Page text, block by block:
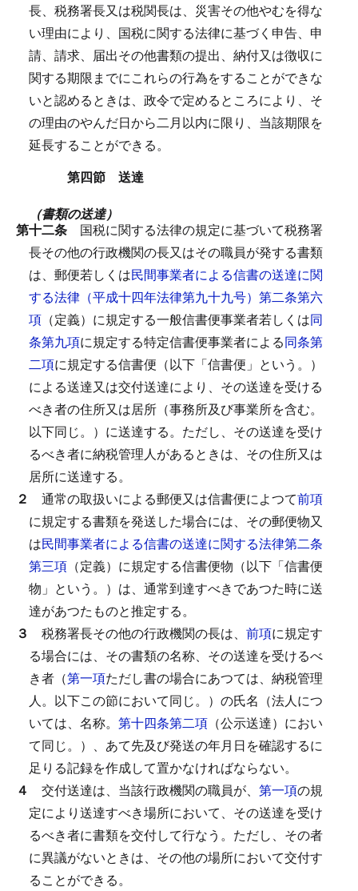
長、税務署長又は税関長は、災害その他やむを得な
い理由により、国税に関する法律に基づく申告、申
請、請求、届出その他書類の提出、納付又は徴収に
関する期限までにこれらの行為をすることができな
いと認めるときは、政令で定めるところにより、そ
の理由のやんだ日から二月以内に限り、当該期限を
延長することができる。
第四節 送達
（書類の送達）
第十二条 国税に関する法律の規定に基づいて税務署
長その他の行政機関の長又はその職員が発する書類
は、郵便若しくは民間事業者による信書の送達に関
する法律（平成十四年法律第九十九号）第二条第六
項 （定義）に規定する一般信書便事業者若しくは同
条第九項に規定する特定信書便事業者による同条第
二項に規定する信書便（以下「信書便」という。）
による送達又は交付送達により、その送達を受ける
べき者の住所又は居所（事務所及び事業所を含む。
以下同じ。）に送達する。 ただし、その送達を受け
るべき者に納税管理人があるときは、その住所又は
居所に送達する。
２ 通常の取扱いによる郵便又は信書便によつて前項
に規定する書類を発送した場合には、その郵便物又
は民間事業者による信書の送達に関する法律第二条
第三項 （定義）に規定する信書便物（以下「信書便
物」という。）は、通常到達すべきであつた時に送
達があつたものと推定する。
３ 税務署長その他の行政機関の長は、 前項に規定す
る場合には、その書類の名称、その送達を受けるべ
き者（第一項ただし書の場合にあつては、納税管理
人。以下この節において同じ。）の氏名（法人につ
いては、名称。 第十四条第二項 （公示送達）におい
て同じ。）、あて先及び発送の年月日を確認するに
足りる記録を作成して置かなければならない。
４ 交付送達は、当該行政機関の職員が、 第一項の規
定により送達すべき場所において、その送達を受け
るべき者に書類を交付して行なう。 ただし、その者
に異議がないときは、その他の場所において交付す
ることができる。